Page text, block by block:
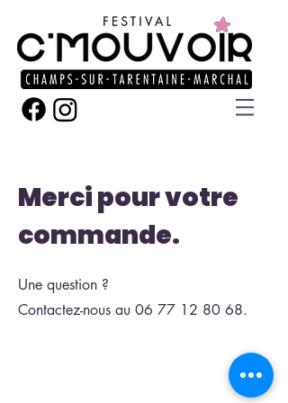
Merci pour votre
commande.
Une question ?
Contactez-nous au 06 77 12 80 68.